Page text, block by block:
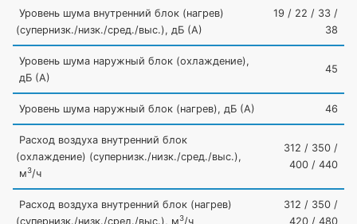
Уровень шума внутренний блок (нагрев)
(супернизк./низк./сред./выс.), дБ (А)
19 / 22 / 33 /
38
Уровень шума наружный блок (охлаждение),
дБ (А)
45
Уровень шума наружный блок (нагрев), дБ (А) 46
Расход воздуха внутренний блок
(охлаждение) (супернизк./низк./сред./выс.),
м3/ч
312 / 350 /
400 / 440
Расход воздуха внутренний блок (нагрев)
(супернизк./низк./сред./выс.), м3/ч
312 / 350 /
420 / 480